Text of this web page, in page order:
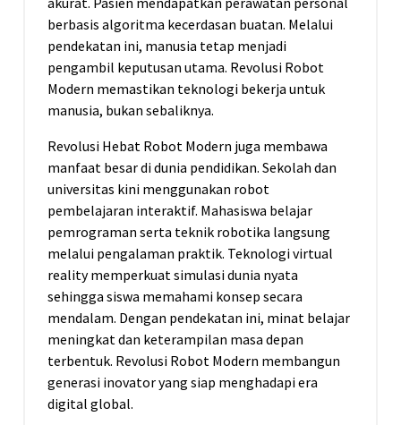
berbasis algoritma kecerdasan buatan. Melalui
pendekatan ini, manusia tetap menjadi
pengambil keputusan utama. Revolusi Robot
Modern memastikan teknologi bekerja untuk
manusia, bukan sebaliknya.
Revolusi Hebat Robot Modern juga membawa
manfaat besar di dunia pendidikan. Sekolah dan
universitas kini menggunakan robot
pembelajaran interaktif. Mahasiswa belajar
pemrograman serta teknik robotika langsung
melalui pengalaman praktik. Teknologi virtual
reality memperkuat simulasi dunia nyata
sehingga siswa memahami konsep secara
mendalam. Dengan pendekatan ini, minat belajar
meningkat dan keterampilan masa depan
terbentuk. Revolusi Robot Modern membangun
generasi inovator yang siap menghadapi era
digital global.